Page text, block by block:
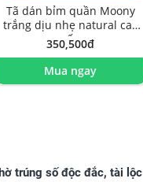
Tã dán bỉm quần Moony
trắng dịu nhẹ natural cao
cấp
350,500đ
Mua ngay
trúng số độc đắc, tài lộc